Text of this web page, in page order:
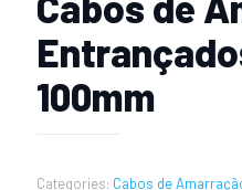
100mm
Categories: Cabos de